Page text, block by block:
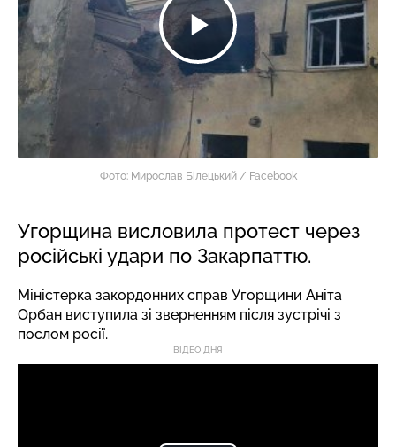
Фото: Мирослав Білецький / Facebook
Угорщина висловила протест через
російські удари по Закарпаттю.
Міністерка закордонних справ Угорщини Аніта
Орбан виступила зі зверненням після зустрічі з
послом росії.
ВІДЕО ДНЯ